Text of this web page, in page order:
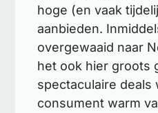
hoge (en vaak
aanbieden.
overgewaaid naar
het ook hier groots
spectaculaire deals
consument warm